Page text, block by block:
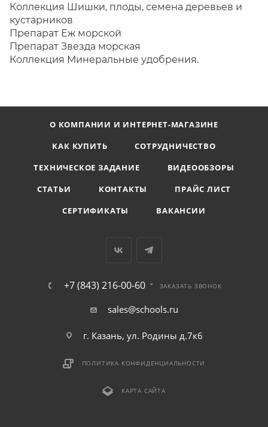
Коллекция Шишки, плоды, семена деревьев и
кустарников
Препарат Еж морской
Препарат Звезда морская
Коллекция Минеральные удобрения.
О КОМПАНИИ И ИНТЕРНЕТ-МАГАЗИНЕ
КАК КУПИТЬ
СОТРУДНИЧЕСТВО
ТЕХНИЧЕСКОЕ ЗАДАНИЕ
ВИДЕООБЗОРЫ
СТАТЬИ
КОНТАКТЫ
ПРАЙС ЛИСТ
СЕРТИФИКАТЫ
ВАКАНСИИ
+7 (843) 216-00-60 ЗАКАЗАТЬ ЗВОНОК
sales@schools.ru
г. Казань, ул. Родины д.7к6
ПОЛИТИКА КОНФИДЕНЦИАЛЬНОСТИ
КАРТА САЙТА